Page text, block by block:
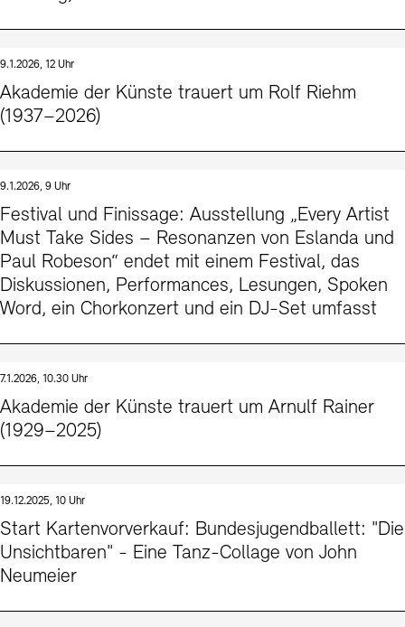
9.1.2026, 12 Uhr
Akademie der Künste trauert um Rolf Riehm
(1937–2026)
9.1.2026, 9 Uhr
Festival und Finissage: Ausstellung „Every Artist
Must Take Sides – Resonanzen von Eslanda und
Paul Robeson“ endet mit einem Festival, das
Diskussionen, Performances, Lesungen, Spoken
Word, ein Chorkonzert und ein DJ-Set umfasst
7.1.2026, 10.30 Uhr
Akademie der Künste trauert um Arnulf Rainer
(1929–2025)
19.12.2025, 10 Uhr
Start Kartenvorverkauf: Bundesjugendballett: "Die
Unsichtbaren" - Eine Tanz-Collage von John
Neumeier